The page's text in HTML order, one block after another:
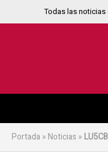
Todas las
Portada » Noticias »